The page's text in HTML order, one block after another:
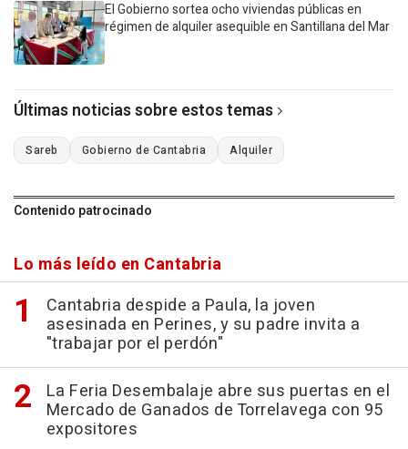
El Gobierno sortea ocho viviendas públicas en
régimen de alquiler asequible en Santillana del Mar
Últimas noticias sobre estos temas
Sareb Gobierno de Cantabria Alquiler
Contenido patrocinado
Lo más leído en Cantabria
Cantabria despide a Paula, la joven
asesinada en Perines, y su padre invita a
"trabajar por el perdón"
La Feria Desembalaje abre sus puertas en el
Mercado de Ganados de Torrelavega con 95
expositores